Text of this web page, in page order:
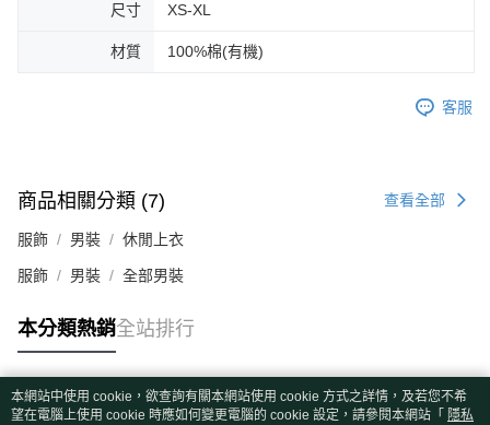
尺寸 XS-XL
材質 100%棉(有機)
客服
商品相關分類 (7) 查看全部
服飾 男裝 休閒上衣
服飾 男裝 全部男裝
本分類熱銷全站排行
熱門標籤
本網站中使用 cookie，欲查詢有關本網站使用 cookie 方式之詳情，及若您不希
望在電腦上使用 cookie 時應如何變更電腦的 cookie 設定，請參閱本網站「 隱私